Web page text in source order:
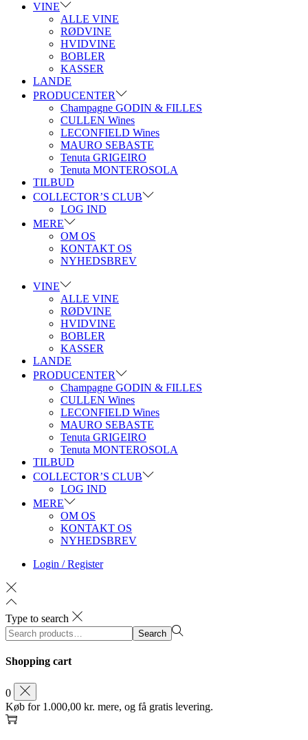
VINE
ALLE VINE
RØDVINE
HVIDVINE
BOBLER
KASSER
LANDE
PRODUCENTER
Champagne GODIN & FILLES
CULLEN Wines
LECONFIELD Wines
MAURO SEBASTE
Tenuta GRIGEIRO
Tenuta MONTEROSOLA
TILBUD
COLLECTOR’S CLUB
LOG IND
MERE
OM OS
KONTAKT OS
NYHEDSBREV
VINE
ALLE VINE
RØDVINE
HVIDVINE
BOBLER
KASSER
LANDE
PRODUCENTER
Champagne GODIN & FILLES
CULLEN Wines
LECONFIELD Wines
MAURO SEBASTE
Tenuta GRIGEIRO
Tenuta MONTEROSOLA
TILBUD
COLLECTOR’S CLUB
LOG IND
MERE
OM OS
KONTAKT OS
NYHEDSBREV
Login / Register
Type to search
Search
for:>
Search
Shopping cart
0
Køb for 1.000,00 kr. mere, og få gratis levering.